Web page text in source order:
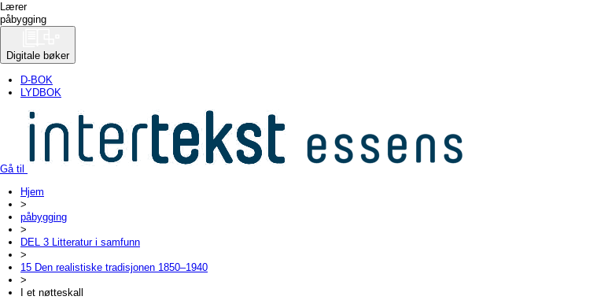
Lærer
påbygging
Digitale bøker
D-BOK
LYDBOK
Gå til
Hjem
>
påbygging
>
DEL 3 Litteratur i samfunn
>
15 Den realistiske tradisjonen 1850–1940
>
I et nøtteskall